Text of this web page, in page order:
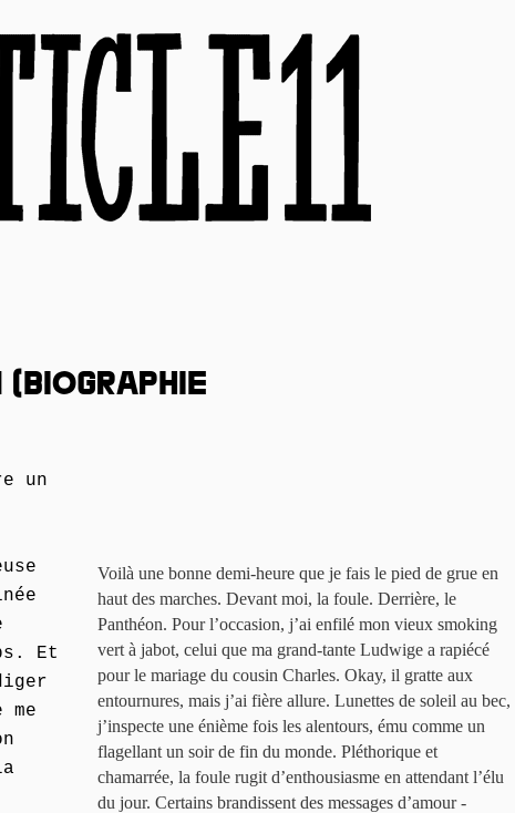
un
Et
Voilà une bonne demi-heure que je fais le pied de grue en
haut des marches. Devant moi, la foule. Derrière, le
Panthéon. Pour l’occasion, j’ai enfilé mon vieux smoking
vert à jabot, celui que ma grand-tante Ludwige a rapiécé
pour le mariage du cousin Charles. Okay, il gratte aux
entournures, mais j’ai fière allure. Lunettes de soleil au bec,
j’inspecte une énième fois les alentours, ému comme un
flagellant un soir de fin du monde. Pléthorique et
chamarrée, la foule rugit d’enthousiasme en attendant l’élu
du jour. Certains brandissent des messages d’amour -